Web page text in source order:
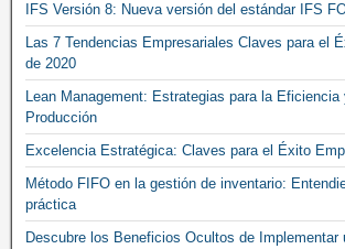
IFS Versión 8: Nueva versión del estándar IFS
Las 7 Tendencias Empresariales Claves para el
de 2020
Lean Management: Estrategias para la Eficiencia
Producción
Excelencia Estratégica: Claves para el Éxito
Método FIFO en la gestión de inventario:
práctica
Descubre los Beneficios Ocultos de Implementar